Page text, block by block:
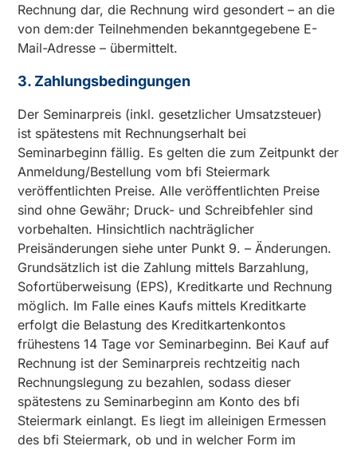
Rechnung dar, die Rechnung wird gesondert – an die
von dem:der Teilnehmenden bekanntgegebene E-
Mail-Adresse – übermittelt.
3. Zahlungsbedingungen
Der Seminarpreis (inkl. gesetzlicher Umsatzsteuer)
ist spätestens mit Rechnungserhalt bei
Seminarbeginn fällig. Es gelten die zum Zeitpunkt der
Anmeldung/Bestellung vom bfi Steiermark
veröffentlichten Preise. Alle veröffentlichten Preise
sind ohne Gewähr; Druck- und Schreibfehler sind
vorbehalten. Hinsichtlich nachträglicher
Preisänderungen siehe unter Punkt 9. – Änderungen.
Grundsätzlich ist die Zahlung mittels Barzahlung,
Sofortüberweisung (EPS), Kreditkarte und Rechnung
möglich. Im Falle eines Kaufs mittels Kreditkarte
erfolgt die Belastung des Kreditkartenkontos
frühestens 14 Tage vor Seminarbeginn. Bei Kauf auf
Rechnung ist der Seminarpreis rechtzeitig nach
Rechnungslegung zu bezahlen, sodass dieser
spätestens zu Seminarbeginn am Konto des bfi
Steiermark einlangt. Es liegt im alleinigen Ermessen
des bfi Steiermark, ob und in welcher Form im